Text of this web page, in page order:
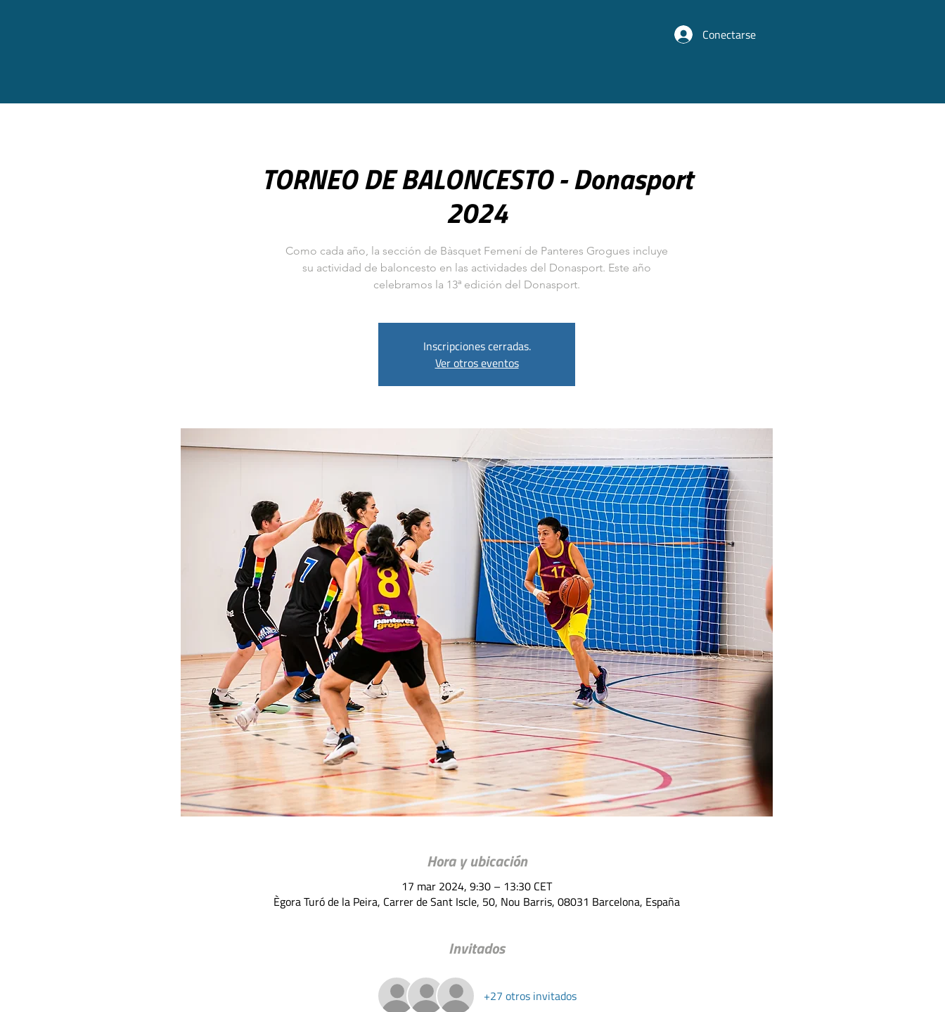
Conectarse
TORNEO DE BALONCESTO - Donasport
2024
Como cada año, la sección de Bàsquet Femení de Panteres Grogues incluye
su actividad de baloncesto en las actividades del Donasport. Este año
celebramos la 13ª edición del Donasport.
Inscripciones cerradas.
Ver otros eventos
Hora y ubicación
17 mar 2024, 9:30 – 13:30 CET
Ègora Turó de la Peira, Carrer de Sant Iscle, 50, Nou Barris, 08031 Barcelona, España
Invitados
+27 otros invitados